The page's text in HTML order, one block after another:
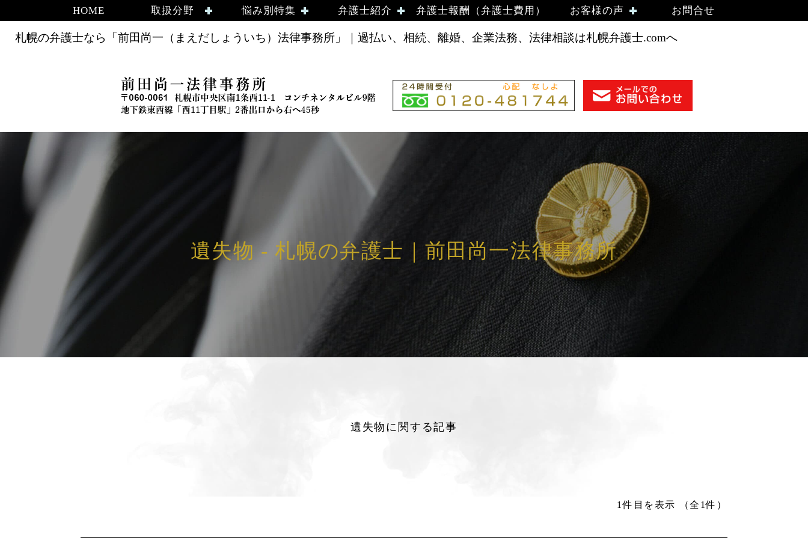
HOME 取扱分野 悩み別特集 弁護士紹介 弁護士報酬（弁護士費用） お客様の声 お問合せ
札幌の弁護士なら「前田尚一（まえだしょういち）法律事務所」｜過払い、相続、離婚、企業法務、法律相談は札幌弁護士.comへ
遺失物 - 札幌の弁護士｜前田尚一法律事務所
遺失物に関する記事
1件目を表示 （全1件）